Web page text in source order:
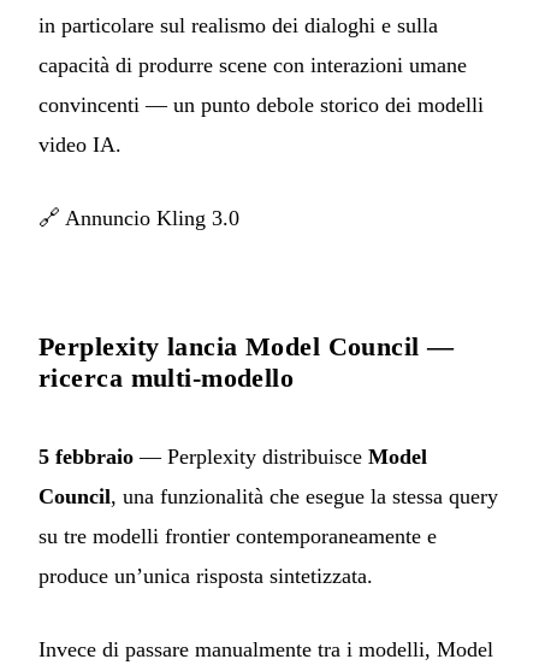
in particolare sul realismo dei dialoghi e sulla
capacità di produrre scene con interazioni umane
convincenti — un punto debole storico dei modelli
video IA.
🔗 Annuncio Kling 3.0
Perplexity lancia Model Council —
ricerca multi-modello
5 febbraio — Perplexity distribuisce Model
Council, una funzionalità che esegue la stessa query
su tre modelli frontier contemporaneamente e
produce un’unica risposta sintetizzata.
Invece di passare manualmente tra i modelli, Model